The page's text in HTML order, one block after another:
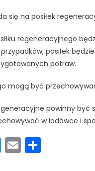
się na posiłek
regeneracyjnego
posiłek
potraw.
mogą być
powinny
w lodówce i
Twitter
Email